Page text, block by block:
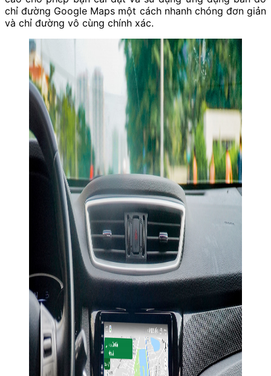
chỉ đường Google Maps một cách nhanh chóng đơn giản
và chỉ đường vô cùng chính xác.